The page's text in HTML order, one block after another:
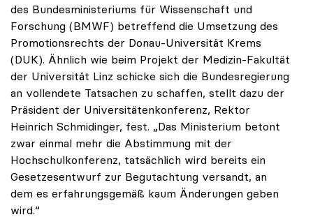
des Bundesministeriums für Wissenschaft und
Forschung (BMWF) betreffend die Umsetzung des
Promotionsrechts der Donau-Universität Krems
(DUK). Ähnlich wie beim Projekt der Medizin-Fakultät
der Universität Linz schicke sich die Bundesregierung
an vollendete Tatsachen zu schaffen, stellt dazu der
Präsident der Universitätenkonferenz, Rektor
Heinrich Schmidinger, fest. „Das Ministerium betont
zwar einmal mehr die Abstimmung mit der
Hochschulkonferenz, tatsächlich wird bereits ein
Gesetzesentwurf zur Begutachtung versandt, an
dem es erfahrungsgemäß kaum Änderungen geben
wird.“